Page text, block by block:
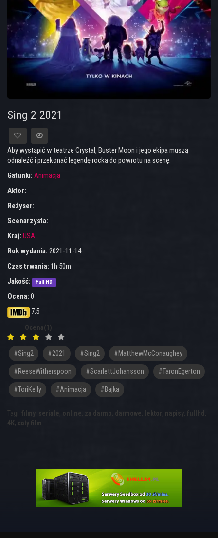
Sing 2 2021
Aby wystąpić w teatrze Crystal, Buster Moon i jego ekipa muszą
odnaleźć i przekonać legendę rocka do powrotu na scenę.
Gatunki: Animacja
Aktor:
Reżyser:
Scenarzysta:
Kraj: USA
Rok wydania: 2021-11-14
Czas trwania: 1h 50m
Jakość:
Full HD
Ocena: 0
7.5
Ocena(1)
#sing2 #2021 #sing2 #MatthewMcConaughey
#ReeseWitherspoon #ScarlettJohansson #TaronEgerton
#ToriKelly #animacja #bajka
Tagi: filmy, seriale, online, za darmo, darmowe, lektor, napisy, fullhd,
4K, cały film